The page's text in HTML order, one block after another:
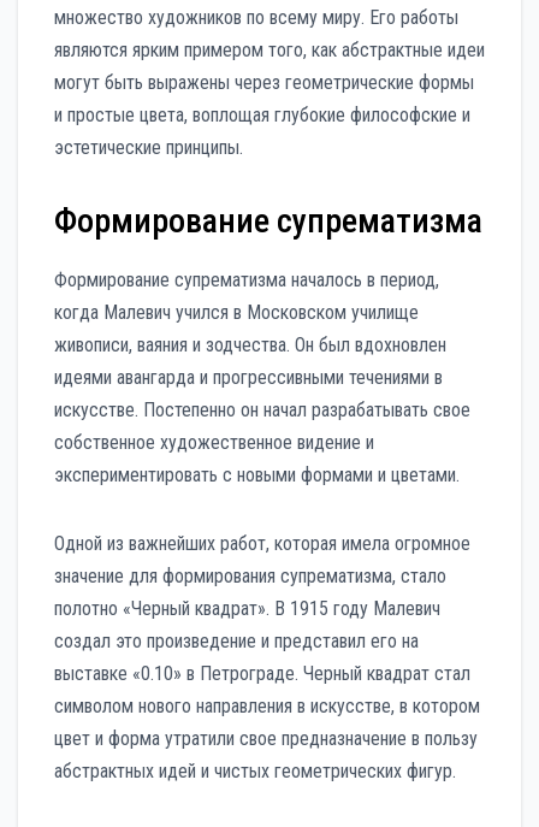
множество художников по всему миру. Его работы
являются ярким примером того, как абстрактные идеи
могут быть выражены через геометрические формы
и простые цвета, воплощая глубокие философские и
эстетические принципы.
Формирование супрематизма
Формирование супрематизма началось в период,
когда Малевич учился в Московском училище
живописи, ваяния и зодчества. Он был вдохновлен
идеями авангарда и прогрессивными течениями в
искусстве. Постепенно он начал разрабатывать свое
собственное художественное видение и
экспериментировать с новыми формами и цветами.
Одной из важнейших работ, которая имела огромное
значение для формирования супрематизма, стало
полотно «Черный квадрат». В 1915 году Малевич
создал это произведение и представил его на
выставке «0.10» в Петрограде. Черный квадрат стал
символом нового направления в искусстве, в котором
цвет и форма утратили свое предназначение в пользу
абстрактных идей и чистых геометрических фигур.